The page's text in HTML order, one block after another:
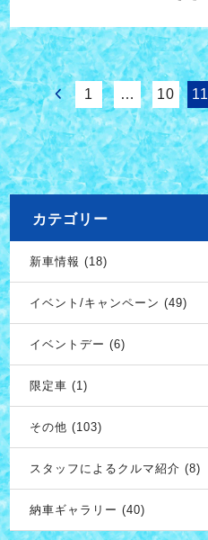
1 … 10 11
カテゴリー
新車情報 (18)
イベント/キャンペーン (49)
イベントデー (6)
限定車 (1)
その他 (103)
スタッフによるクルマ紹介 (8)
納車ギャラリー (40)